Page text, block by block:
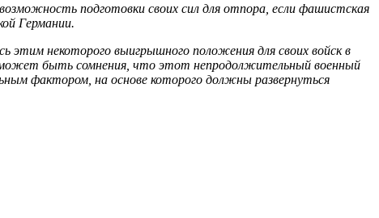
подготовки своих сил для отпора, если фашистская
Германии.
этим некоторого выигрышного положения для своих войск в
быть сомнения, что этот непродолжительный военный
фактором, на основе которого должны развернуться